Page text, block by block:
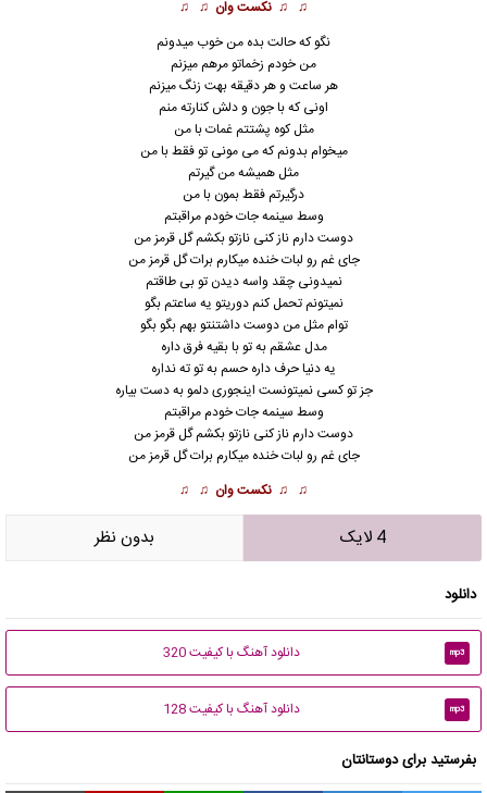
♫ ♫ نکست وان ♫ ♫
نگو که حالت بده من خوب میدونم
من خودم زخماتو مرهم میزنم
هر ساعت و هر دقیقه بهت زنگ میزنم
اونی که با جون و دلش کنارته منم
مثل کوه پشتتم غمات با من
میخوام بدونم که می مونی تو فقط با من
مثل همیشه من گیرتم
درگیرتم فقط بمون با من
وسط سینمه جات خودم مراقبتم
دوست دارم ناز کنی نازتو بکشم گل قرمز من
جای غم رو لبات خنده میکارم برات گل قرمز من
نمیدونی چقد واسه دیدن تو بی طاقتم
نمیتونم تحمل کنم دوریتو یه ساعتم بگو
توام مثل من دوست داشتنتو بهم بگو بگو
مدل عشقم به تو با بقیه فرق داره
یه دنیا حرف داره حسم به تو ته نداره
جز تو کسی نمیتونست اینجوری دلمو به دست بیاره
وسط سینمه جات خودم مراقبتم
دوست دارم ناز کنی نازتو بکشم گل قرمز من
جای غم رو لبات خنده میکارم برات گل قرمز من
♫ ♫ نکست وان ♫ ♫
4 لایک بدون نظر
دانلود
mp3 دانلود آهنگ با کیفیت 320
mp3 دانلود آهنگ با کیفیت 128
بفرستید برای دوستانتان